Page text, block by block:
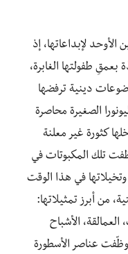
لإبداعاتها، إذ
طفولتها الغابرة،
دينية ترفضها
الصغيرة محاصرة
كثورة غير معلنة
تلك المكبوتات في
في هذا الوقت
من أبرز تمثيلاتها:
العمالقة، الأشباح
عناصر الأسطورة